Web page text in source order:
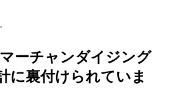
ーチャンダイジング
に裏付けられていま